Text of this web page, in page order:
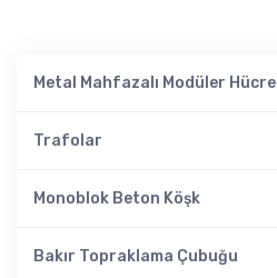
Metal Mahfazalı Modüler Hücre
Trafolar
Monoblok Beton Köşk
Bakır Topraklama Çubuğu